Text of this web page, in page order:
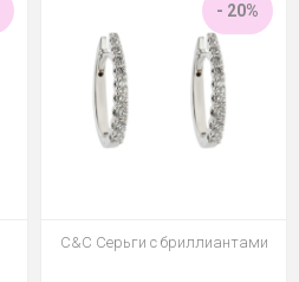
- 20%
C&C Серьги с бриллиантами